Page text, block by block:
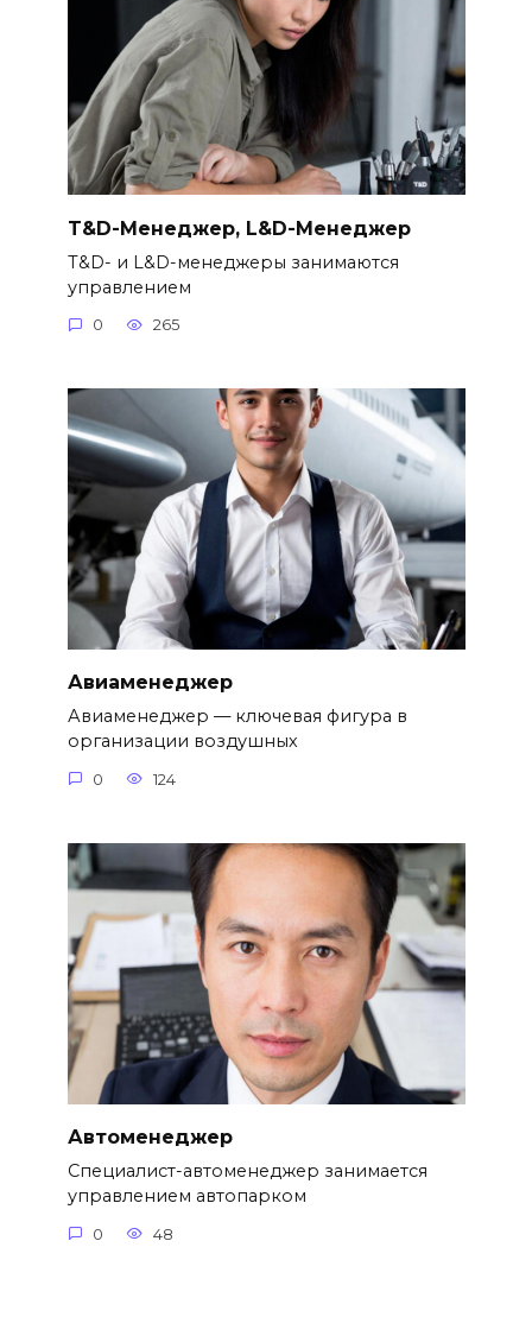
T&D-Менеджер, L&D-Менеджер
Т&D- и L&D-менеджеры занимаются
управлением
0 265
Авиаменеджер
Авиаменеджер — ключевая фигура в
организации воздушных
0 124
Автоменеджер
Специалист-автоменеджер занимается
управлением автопарком
0 48